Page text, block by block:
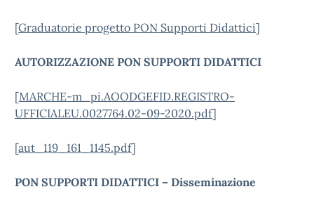
[Graduatorie progetto PON Supporti Didattici]
AUTORIZZAZIONE PON SUPPORTI DIDATTICI
[MARCHE-m_pi.AOODGEFID.REGISTRO-
UFFICIALEU.0027764.02-09-2020.pdf]
[aut_119_161_1145.pdf]
PON SUPPORTI DIDATTICI – Disseminazione